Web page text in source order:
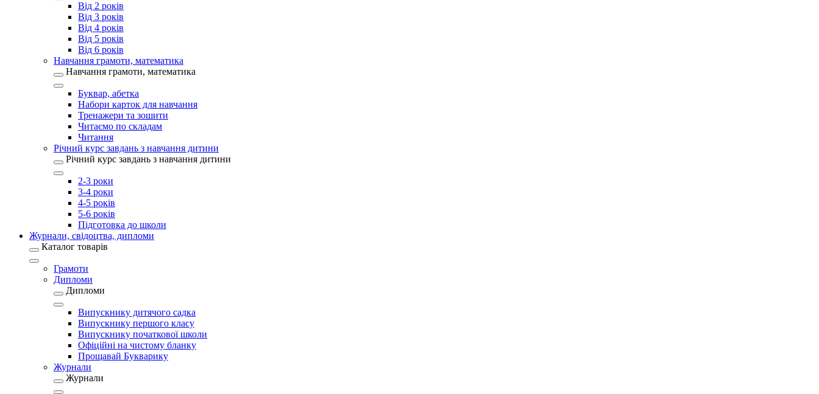
Від 2 років
Від 3 років
Від 4 років
Від 5 років
Від 6 років
Навчання грамоти, математика
Навчання грамоти, математика
Буквар, абетка
Набори карток для навчання
Тренажери та зошити
Читаємо по складам
Читання
Річний курс завдань з навчання дитини
Річний курс завдань з навчання дитини
2-3 роки
3-4 роки
4-5 років
5-6 років
Підготовка до школи
Журнали, свідоцтва, дипломи
Каталог товарів
Грамоти
Дипломи
Дипломи
Випускнику дитячого садка
Випускнику першого класу
Випускнику початкової школи
Офіційні на чистому бланку
Прощавай Букварику
Журнали
Журнали